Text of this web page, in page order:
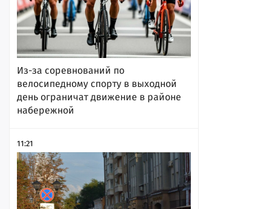
Из-за соревнований по
велосипедному спорту в выходной
день ограничат движение в районе
набережной
11:21